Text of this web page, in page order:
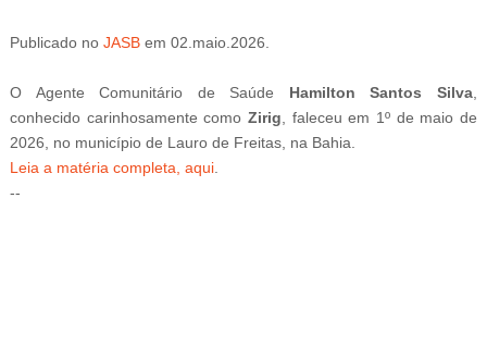
Publicado no JASB em 02.maio.2026.
O Agente Comunitário de Saúde Hamilton Santos Silva
conhecido carinhosamente como Zirig , faleceu em 1º de maio de
2026, no município de Lauro de Freitas, na Bahia.
Leia a matéria completa, aqui.
--